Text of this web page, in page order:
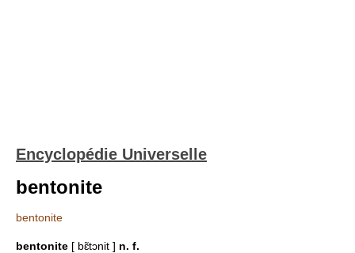
Encyclopédie Universelle
bentonite
bentonite
bentonite [ bɛ̃tɔnit ] n. f.